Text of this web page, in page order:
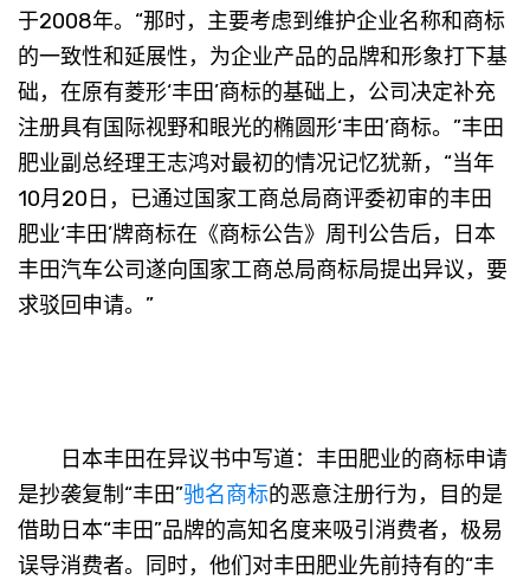
于2008年。“那时，主要考虑到维护企业名称和商标
的一致性和延展性，为企业产品的品牌和形象打下基
础，在原有菱形‘丰田’商标的基础上，公司决定补充
注册具有国际视野和眼光的椭圆形‘丰田’商标。”丰田
肥业副总经理王志鸿对最初的情况记忆犹新，“当年
10月20日，已通过国家工商总局商评委初审的丰田
肥业‘丰田’牌商标在《商标公告》周刊公告后，日本
丰田汽车公司遂向国家工商总局商标局提出异议，要
求驳回申请。”
日本丰田在异议书中写道：丰田肥业的商标申请
是抄袭复制“丰田”驰名商标的恶意注册行为，目的是
借助日本“丰田”品牌的高知名度来吸引消费者，极易
误导消费者。同时，他们对丰田肥业先前持有的“丰